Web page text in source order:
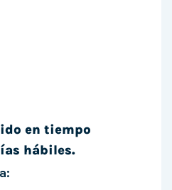
en tiempo
hábiles.